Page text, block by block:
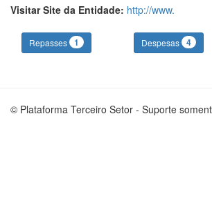
Visitar Site da Entidade: http://www.
Repasses 1 Despesas 4
© Plataforma Terceiro Setor - Suporte